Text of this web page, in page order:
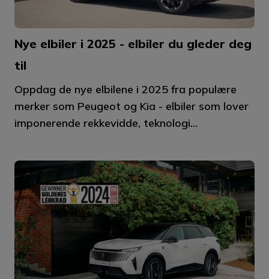
Nye elbiler i 2025 - elbiler du gleder deg
til
Oppdag de nye elbilene i 2025 fra populære
merker som Peugeot og Kia - elbiler som lover
imponerende rekkevidde, teknologi...